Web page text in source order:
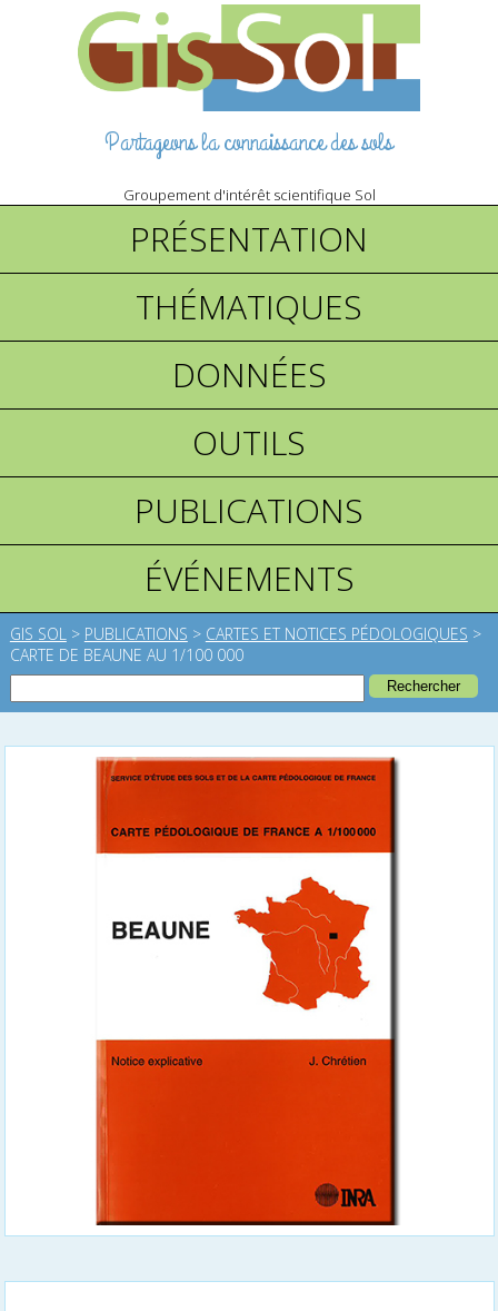
Partageons la connaissance des sols
Groupement d'intérêt scientifique Sol
PRÉSENTATION
THÉMATIQUES
DONNÉES
OUTILS
PUBLICATIONS
ÉVÉNEMENTS
GIS SOL > PUBLICATIONS > CARTES ET NOTICES PÉDOLOGIQUES >
CARTE DE BEAUNE AU 1/100 000